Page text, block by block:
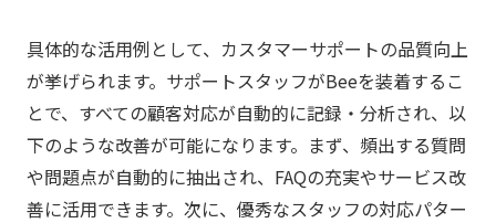
具体的な活用例として、カスタマーサポートの品質向上
が挙げられます。サポートスタッフがBeeを装着するこ
とで、すべての顧客対応が自動的に記録・分析され、以
下のような改善が可能になります。まず、頻出する質問
や問題点が自動的に抽出され、FAQの充実やサービス改
善に活用できます。次に、優秀なスタッフの対応パター